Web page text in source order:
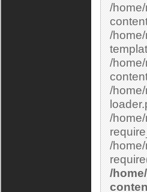
/
/
/
/
/
/
/